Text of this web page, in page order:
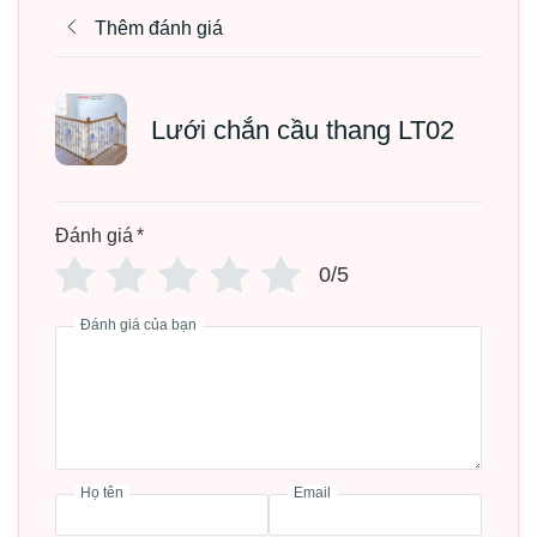
Thêm đánh giá
Lưới chắn cầu thang LT02
Đánh giá *
0/5
Đánh giá của bạn
Họ tên Email